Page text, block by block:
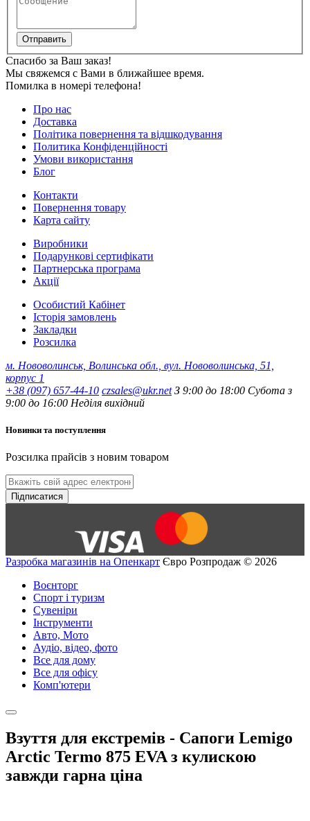
Отправить
Спасибо за Ваш заказ!
Мы свяжемся с Вами в ближайшее время.
Помилка в номері телефона!
Про нас
Доставка
Політика повернення та відшкодування
Политика Конфіденційності
Умови використання
Блог
Контакти
Повернення товару
Карта сайту
Виробники
Подарункові сертифікати
Партнерська програма
Акції
Особистий Кабінет
Історія замовлень
Закладки
Розсилка
м. Нововолинськ, Волинська обл., вул. Нововолинська, 51,
корпус 1
+38 (097) 657-44-10 czsales@ukr.net З 9:00 до 18:00 Субота з
9:00 до 16:00 Неділя вихідний
Новинки та поступлення
Розсилка прайсів з новим товаром
Підписатися
Разробка магазинів на Опенкарт Євро Розпродаж © 2026
Воєнторг
Спорт і туризм
Сувеніри
Інструменти
Авто, Мото
Аудіо, відео, фото
Все для дому
Все для офісу
Комп'ютери
Взуття для екстремів - Сапоги Lemigo
Arctic Termo 875 EVA з кулискою
завжди гарна ціна